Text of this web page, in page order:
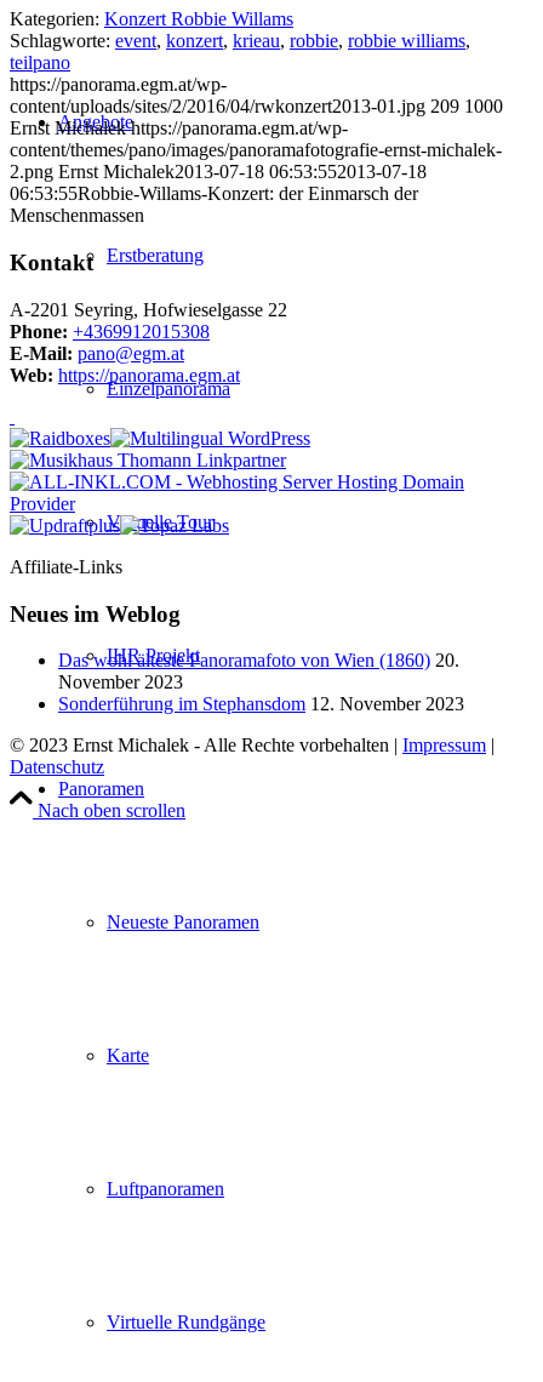
Angebote
Erstberatung
Einzelpanorama
Virtuelle Tour
IHR Projekt
Panoramen
Neueste Panoramen
Karte
Luftpanoramen
Virtuelle Rundgänge
Kategorien: Konzert Robbie Willams
Schlagworte: event, konzert, krieau, robbie, robbie williams,
teilpano
https://panorama.egm.at/wp-
content/uploads/sites/2/2016/04/rwkonzert2013-01.jpg 209 1000
Ernst Michalek https://panorama.egm.at/wp-
content/themes/pano/images/panoramafotografie-ernst-michalek-
2.png Ernst Michalek2013-07-18 06:53:552013-07-18
06:53:55Robbie-Willams-Konzert: der Einmarsch der
Menschenmassen
Kontakt
A-2201 Seyring, Hofwieselgasse 22
Phone: +4369912015308
E-Mail: pano@egm.at
Web: https://panorama.egm.at
Affiliate-Links
Neues im Weblog
Das wohl älteste Panoramafoto von Wien (1860) 20.
November 2023
Sonderführung im Stephansdom 12. November 2023
© 2023 Ernst Michalek - Alle Rechte vorbehalten | Impressum |
Datenschutz
Nach oben scrollen